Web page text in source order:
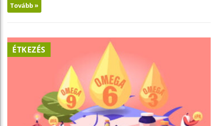
Tovább »
ÉTKEZÉS